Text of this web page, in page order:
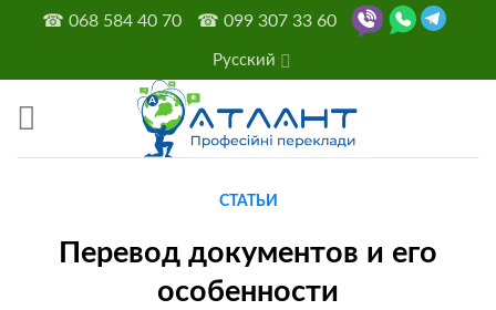
content
☎ 068 584 40 70 ☎ 099 307 33 60
Русский
СТАТЬИ
Перевод документов и его
особенности